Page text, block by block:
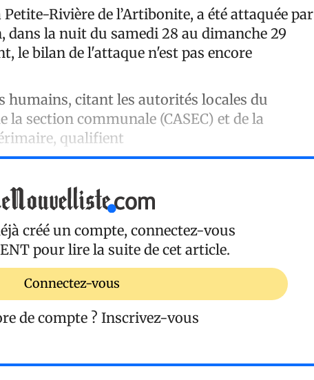
Rivière de l’Artibonite, a été attaquée par
dans la nuit du samedi 28 au dimanche 29
le bilan de l'attaque n'est pas encore
humains, citant les autorités locales du
la section communale (CASEC) et de la
qualifient
créé un compte, connectez-vous
pour lire la suite de cet article.
Connectez-vous
de compte ? Inscrivez-vous